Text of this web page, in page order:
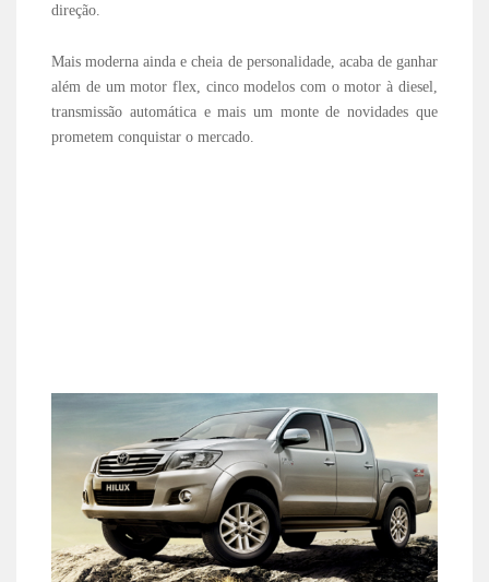
direção.
Mais moderna ainda e cheia de personalidade, acaba de ganhar
além de um motor flex, cinco modelos com o motor à diesel,
transmissão automática e mais um monte de novidades que
prometem conquistar o mercado.